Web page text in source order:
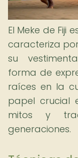
El Meke de Fiji
caracteriza
su
forma de
raíces en la
papel crucial
mitos y
generaciones.